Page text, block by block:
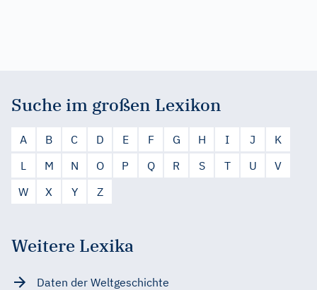
Suche im großen Lexikon
A B C D E F G H I J
K
L
M N O P Q R S T U
V
W
X Y Z
Weitere Lexika
Daten der Weltgeschichte